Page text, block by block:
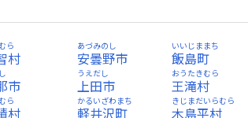
村
ら
安曇野市
あづみのし
飯島町
いいじままち
市 上田市
うえだし
王滝村
おうたきむら
村
ら
軽井沢町
かるいざわまち
木島平村
きじまだいらむら